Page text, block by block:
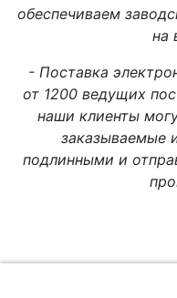
обеспечиваем
на
- Поставка
от 1200 ведущих
наши клиенты
заказываемые
подлинными и